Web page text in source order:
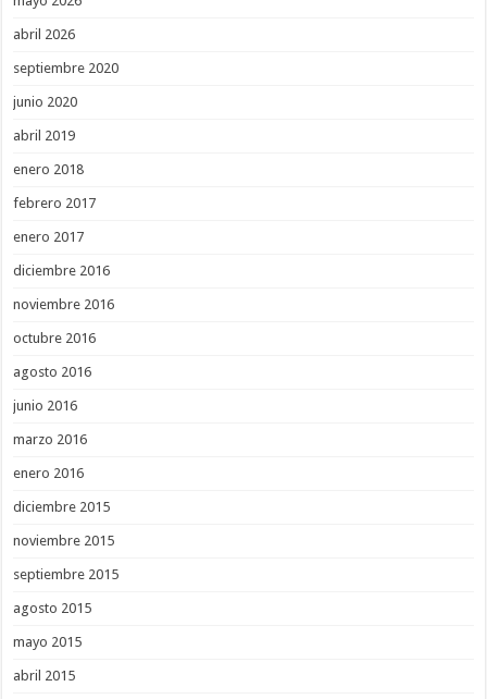
abril 2026
septiembre 2020
junio 2020
abril 2019
enero 2018
febrero 2017
enero 2017
diciembre 2016
noviembre 2016
octubre 2016
agosto 2016
junio 2016
marzo 2016
enero 2016
diciembre 2015
noviembre 2015
septiembre 2015
agosto 2015
mayo 2015
abril 2015